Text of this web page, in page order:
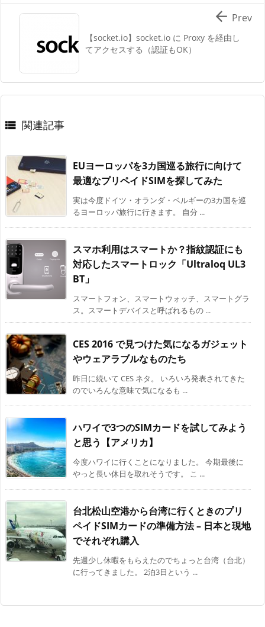
【socket.io】socket.io に Proxy を経由し
てアクセスする（認証もOK）
 Prev
 関連記事
EUヨーロッパを3カ国巡る旅行に向けて
最適なプリペイドSIMを探してみた
実は今度ドイツ・オランダ・ベルギーの3カ国を巡
るヨーロッパ旅行に行きます。 自分 ...
スマホ利用はスマートか？指紋認証にも
対応したスマートロック「Ultraloq UL3
BT」
スマートフォン、スマートウォッチ、スマートグラ
ス。スマートデバイスと呼ばれるもの ...
CES 2016 で見つけた気になるガジェット
やウェアラブルなものたち
昨日に続いて CES ネタ。 いろいろ発表されてきた
のでいろんな意味で気になるも ...
ハワイで3つのSIMカードを試してみよう
と思う【アメリカ】
今度ハワイに行くことになりました。 今期最後に
やっと長い休日を取れそうです。 こ ...
台北松山空港から台湾に行くときのプリ
ペイドSIMカードの準備方法 – 日本と現地
でそれぞれ購入
先週少し休暇をもらえたのでちょっと台湾（台北）
に行ってきました。 2泊3日という ...